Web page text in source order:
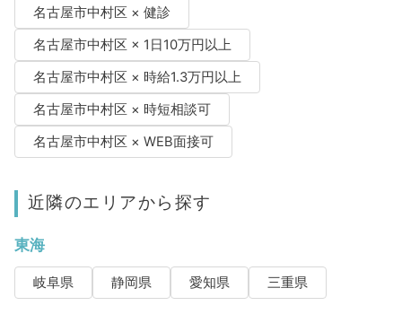
名古屋市中村区 × 健診
名古屋市中村区 × 1日10万円以上
名古屋市中村区 × 時給1.3万円以上
名古屋市中村区 × 時短相談可
名古屋市中村区 × WEB面接可
近隣のエリアから探す
東海
岐阜県 静岡県 愛知県 三重県